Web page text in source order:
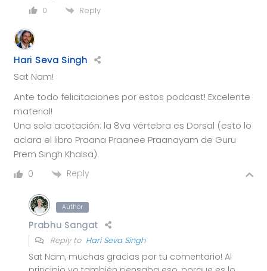
0 Reply
Hari Seva Singh
Sat Nam!
Ante todo felicitaciones por estos podcast! Excelente
material!
Una sola acotación: la 8va vértebra es Dorsal (esto lo
aclara el libro Praana Praanee Praanayam de Guru
Prem Singh Khalsa).
0 Reply
Author
Prabhu Sangat
Reply to Hari Seva Singh
Sat Nam, muchas gracias por tu comentario! Al